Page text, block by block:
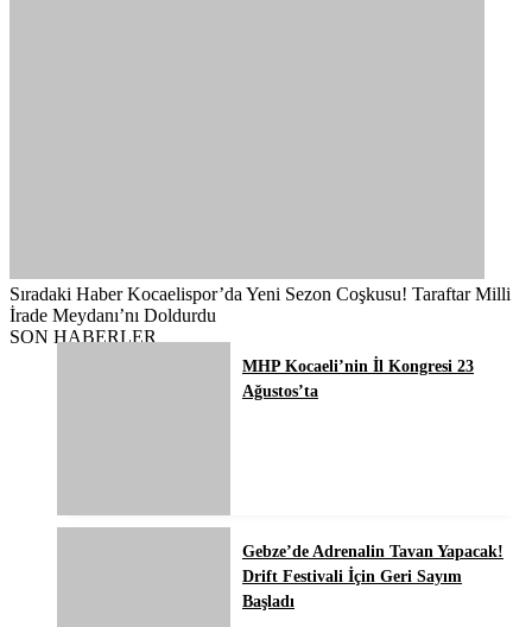
Sıradaki Haber Kocaelispor’da Yeni Sezon Coşkusu! Taraftar Milli
İrade Meydanı’nı Doldurdu
SON HABERLER
MHP Kocaeli’nin İl Kongresi 23
Ağustos’ta
Gebze’de Adrenalin Tavan Yapacak!
Drift Festivali İçin Geri Sayım
Başladı